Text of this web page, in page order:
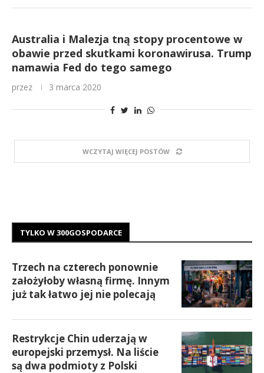
Australia i Malezja tną stopy procentowe w
obawie przed skutkami koronawirusa. Trump
namawia Fed do tego samego
przez 3 marca 2020
WCZYTAJ WIĘCEJ POSTÓW
TYLKO W 300GOSPODARCE
Trzech na czterech ponownie
założyłoby własną firmę. Innym
już tak łatwo jej nie polecają
Restrykcje Chin uderzają w
europejski przemysł. Na liście
są dwa podmioty z Polski